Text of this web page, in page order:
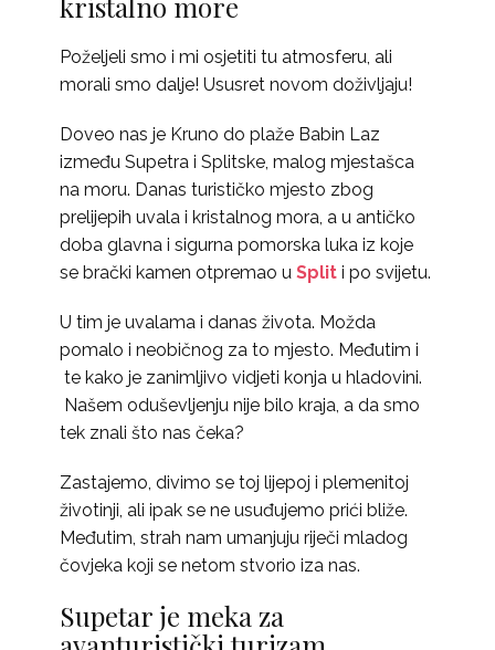
Poželjeli smo i mi osjetiti tu atmosferu, ali
morali smo dalje! Ususret novom doživljaju!
Doveo nas je Kruno do plaže Babin Laz
između Supetra i Splitske, malog mjestašca
na moru. Danas turističko mjesto zbog
prelijepih uvala i kristalnog mora, a u antičko
doba glavna i sigurna pomorska luka iz koje
se brački kamen otpremao u Split i po svijetu.
U tim je uvalama i danas života. Možda
pomalo i neobičnog za to mjesto. Međutim i
te kako je zanimljivo vidjeti konja u hladovini.
Našem oduševljenju nije bilo kraja, a da smo
tek znali što nas čeka?
Zastajemo, divimo se toj lijepoj i plemenitoj
životinji, ali ipak se ne usuđujemo prići bliže.
Međutim, strah nam umanjuju riječi mladog
čovjeka koji se netom stvorio iza nas.
Supetar je meka za